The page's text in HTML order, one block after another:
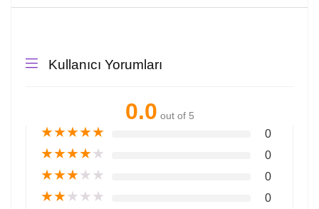
Kullanıcı Yorumları
0.0 out of 5
★★★★★ 0
★★★★★ 0
★★★★★ 0
★★★★★ 0